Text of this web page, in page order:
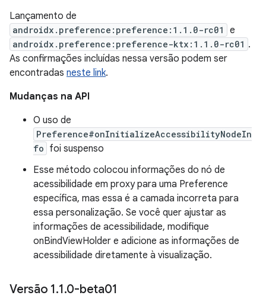
Lançamento de
androidx.preference:preference:1.1.0-rc01 e
androidx.preference:preference-ktx:1.1.0-rc01 .
As confirmações incluídas nessa versão podem ser
encontradas neste link.
Mudanças na API
O uso de
Preference#onInitializeAccessibilityNodeIn
fo foi suspenso
Esse método colocou informações do nó de
acessibilidade em proxy para uma Preference
específica, mas essa é a camada incorreta para
essa personalização. Se você quer ajustar as
informações de acessibilidade, modifique
onBindViewHolder e adicione as informações de
acessibilidade diretamente à visualização.
Versão 1.1.0-beta01